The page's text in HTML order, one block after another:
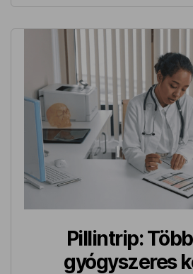
Pillintrip:
gyógyszeres